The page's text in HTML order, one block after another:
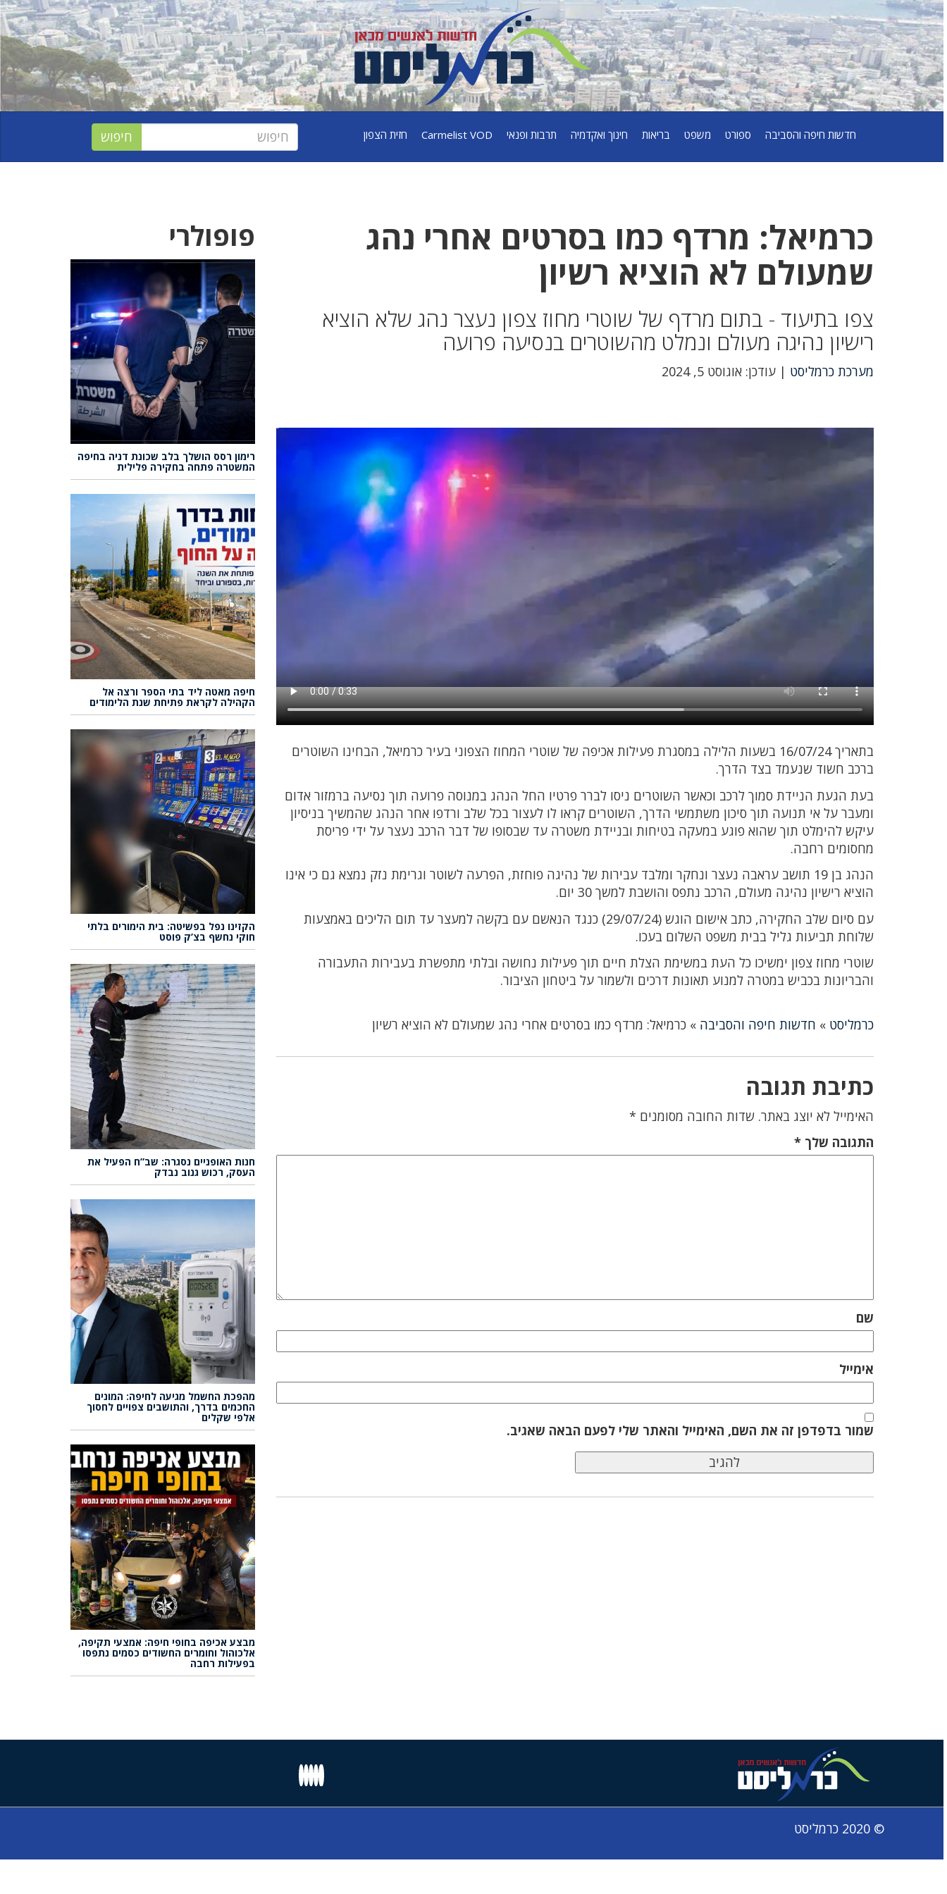
חדשות חיפה והסביבה ספורט משפט בריאות חינוך ואקדמיה תרבות ופנאי Carmelist VOD חזית הצפון
כרמיאל: מרדף כמו בסרטים אחרי נהג
שמעולם לא הוציא רשיון
צפו בתיעוד - בתום מרדף של שוטרי מחוז צפון נעצר נהג שלא הוציא
רישיון נהיגה מעולם ונמלט מהשוטרים בנסיעה פרועה
מערכת כרמליסט | עודכן: אוגוסט 5, 2024
בתאריך 16/07/24 בשעות הלילה במסגרת פעילות אכיפה של שוטרי המחוז הצפוני בעיר כרמיאל, הבחינו השוטרים
ברכב חשוד שנעמד בצד הדרך.
בעת הגעת הניידת סמוך לרכב וכאשר השוטרים ניסו לברר פרטיו החל הנהג במנוסה פרועה תוך נסיעה ברמזור אדום
ומעבר על אי תנועה תוך סיכון משתמשי הדרך, השוטרים קראו לו לעצור בכל שלב ורדפו אחר הנהג שהמשיך בניסיון
עיקש להימלט תוך שהוא פוגע במעקה בטיחות ובניידת משטרה עד שבסופו של דבר הרכב נעצר על ידי פריסת
מחסומים רחבה.
הנהג בן 19 תושב עראבה נעצר ונחקר ומלבד עבירות של נהיגה פוחזת, הפרעה לשוטר וגרימת נזק נמצא גם כי אינו
הוציא רישיון נהיגה מעולם, הרכב נתפס והושבת למשך 30 יום.
עם סיום שלב החקירה, כתב אישום הוגש (29/07/24) כנגד הנאשם עם בקשה למעצר עד תום הליכים באמצעות
שלוחת תביעות גליל בבית משפט השלום בעכו.
שוטרי מחוז צפון ימשיכו כל העת במשימת הצלת חיים תוך פעילות נחושה ובלתי מתפשרת בעבירות התעבורה
והבריונות בכביש במטרה למנוע תאונות דרכים ולשמור על ביטחון הציבור.
כרמליסט » חדשות חיפה והסביבה »כרמיאל: מרדף כמו בסרטים אחרי נהג שמעולם לא הוציא רשיון
כתיבת תגובה
האימייל לא יוצג באתר. שדות החובה מסומנים *
התגובה שלך*
שם
אימייל
שמור בדפדפן זה את השם, האימייל והאתר שלי לפעם הבאה שאגיב.
פופולרי
רימון רסס הושלך בלב שכונת דניה בחיפה
המשטרה פתחה בחקירה פלילית
חיפה מאטה ליד בתי הספר ורצה אל
הקהילה לקראת פתיחת שנת הלימודים
הקזינו נפל בפשיטה: בית הימורים בלתי
חוקי נחשף בצ’ק פוסט
חנות האופניים נסגרה: שב”ח הפעיל את
העסק, רכוש גנוב נבדק
מהפכת החשמל מגיעה לחיפה: המונים
החכמים בדרך, והתושבים צפויים לחסוך
אלפי שקלים
מבצע אכיפה בחופי חיפה: אמצעי תקיפה,
אלכוהול וחומרים החשודים כסמים נתפסו
בפעילות רחבה
© 2020 כרמליסט